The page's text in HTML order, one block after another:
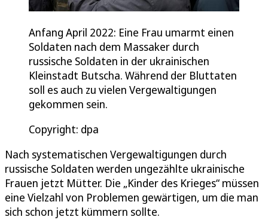
Anfang April 2022: Eine Frau umarmt einen
Soldaten nach dem Massaker durch
russische Soldaten in der ukrainischen
Kleinstadt Butscha. Während der Bluttaten
soll es auch zu vielen Vergewaltigungen
gekommen sein.
Copyright: dpa
Nach systematischen Vergewaltigungen durch
russische Soldaten werden ungezählte ukrainische
Frauen jetzt Mütter. Die „Kinder des Krieges“ müssen
eine Vielzahl von Problemen gewärtigen, um die man
sich schon jetzt kümmern sollte.